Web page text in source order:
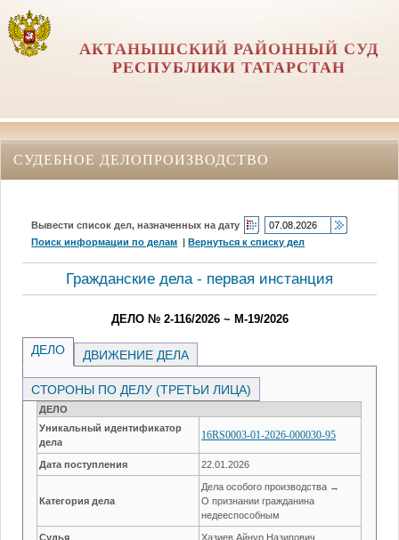
АКТАНЫШСКИЙ РАЙОННЫЙ СУД
РЕСПУБЛИКИ ТАТАРСТАН
СУДЕБНОЕ ДЕЛОПРОИЗВОДСТВО
Вывести список дел, назначенных на дату
Поиск информации по делам |Вернуться к списку дел
Гражданские дела - первая инстанция
ДЕЛО № 2-116/2026 ~ М-19/2026
ДЕЛО ДВИЖЕНИЕ ДЕЛА
СТОРОНЫ ПО ДЕЛУ (ТРЕТЬИ ЛИЦА)
ДЕЛО
Уникальный идентификатор
дела
16RS0003-01-2026-000030-95
Дата поступления 22.01.2026
Категория дела
Дела особого производства →
О признании гражданина
недееспособным
Судья Хазиев Айнур Назипович